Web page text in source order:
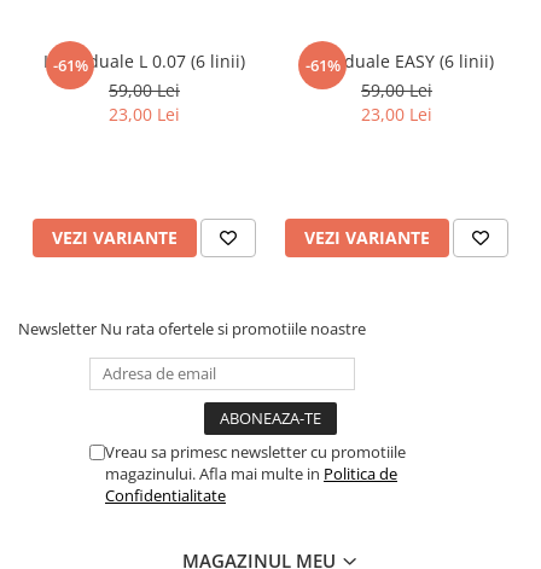
-61%
Individuale L 0.07 (6 linii)
59,00 Lei
23,00 Lei
VEZI VARIANTE
-61%
Individuale EASY (6 linii)
59,00 Lei
23,00 Lei
VEZI VARIANTE
Newsletter Nu rata ofertele si promotiile noastre
Vreau sa primesc newsletter cu promotiile
magazinului. Afla mai multe in Politica de
Confidentialitate
MAGAZINUL MEU